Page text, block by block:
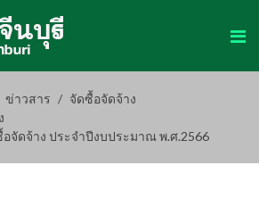
ข่าวสาร
จัดซื้อจัดจ้าง
จัดจ้าง ประจำปีงบประมาณ พ.ศ.2566